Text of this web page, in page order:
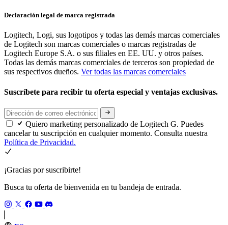
Declaración legal de marca registrada
Logitech, Logi, sus logotipos y todas las demás marcas comerciales
de Logitech son marcas comerciales o marcas registradas de
Logitech Europe S.A. o sus filiales en EE. UU. y otros países.
Todas las demás marcas comerciales de terceros son propiedad de
sus respectivos dueños. Ver todas las marcas comerciales
Suscríbete para recibir tu oferta especial y ventajas exclusivas.
Quiero marketing personalizado de Logitech G. Puedes
cancelar tu suscripción en cualquier momento. Consulta nuestra
Política de Privacidad.
¡Gracias por suscribirte!
Busca tu oferta de bienvenida en tu bandeja de entrada.